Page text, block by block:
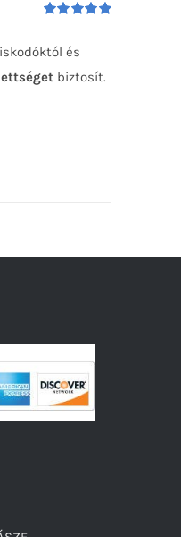
és
biztosít.